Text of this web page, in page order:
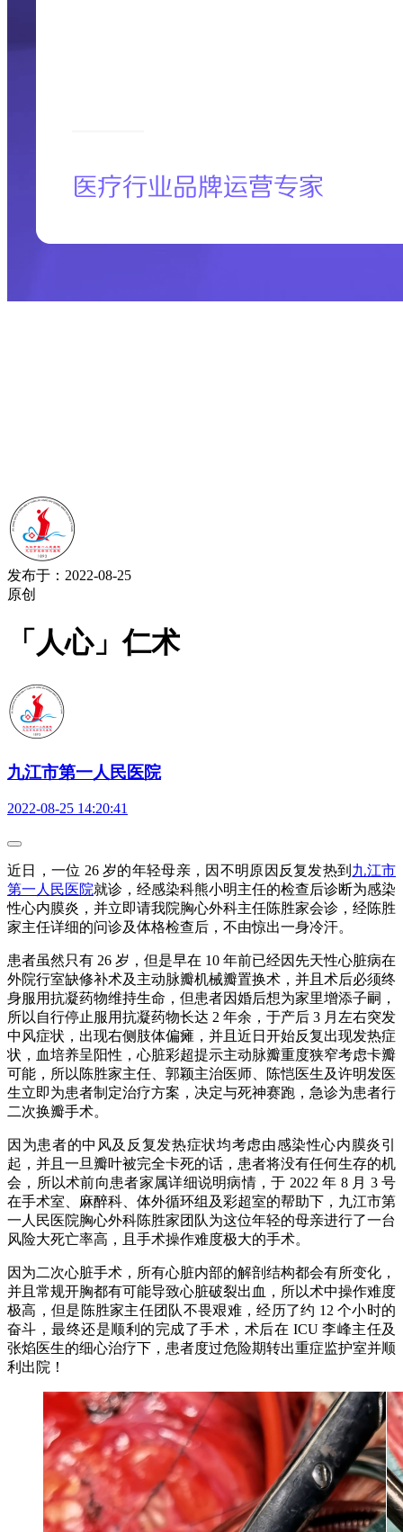
发布于：2022-08-25
原创
「人心」仁术
九江市第一人民医院
2022-08-25 14:20:41
近日，一位 26 岁的年轻母亲，因不明原因反复发热到 九江市
第一人民医院就诊，经感染科熊小明主任的检查后诊断为感染
性心内膜炎，并立即请我院胸心外科主任陈胜家会诊，经陈胜
家主任详细的问诊及体格检查后，不由惊出一身冷汗。
患者虽然只有 26 岁，但是早在 10 年前已经因先天性心脏病在
外院行室缺修补术及主动脉瓣机械瓣置换术，并且术后必须终
身服用抗凝药物维持生命，但患者因婚后想为家里增添子嗣，
所以自行停止服用抗凝药物长达 2 年余，于产后 3 月左右突发
中风症状，出现右侧肢体偏瘫，并且近日开始反复出现发热症
状，血培养呈阳性，心脏彩超提示主动脉瓣重度狭窄考虑卡瓣
可能，所以陈胜家主任、郭颖主治医师、陈恺医生及许明发医
生立即为患者制定治疗方案，决定与死神赛跑，急诊为患者行
二次换瓣手术。
因为患者的中风及反复发热症状均考虑由感染性心内膜炎引
起，并且一旦瓣叶被完全卡死的话，患者将没有任何生存的机
会，所以术前向患者家属详细说明病情，于 2022 年 8 月 3 号
在手术室、麻醉科、体外循环组及彩超室的帮助下，九江市第
一人民医院胸心外科陈胜家团队为这位年轻的母亲进行了一台
风险大死亡率高，且手术操作难度极大的手术。
因为二次心脏手术，所有心脏内部的解剖结构都会有所变化，
并且常规开胸都有可能导致心脏破裂出血，所以术中操作难度
极高，但是陈胜家主任团队不畏艰难，经历了约 12 个小时的
奋斗，最终还是顺利的完成了手术，术后在 ICU 李峰主任及
张焰医生的细心治疗下，患者度过危险期转出重症监护室并顺
利出院！